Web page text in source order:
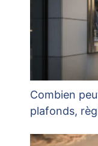
Combien
plafonds,